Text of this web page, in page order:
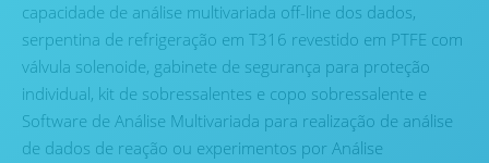
capacidade de análise multivariada off-line dos dados,
serpentina de refrigeração em T316 revestido em PTFE com
válvula solenoide, gabinete de segurança para proteção
individual, kit de sobressalentes e copo sobressalente e
Software de Análise Multivariada para realização de análise
de dados de reação ou experimentos por Análise